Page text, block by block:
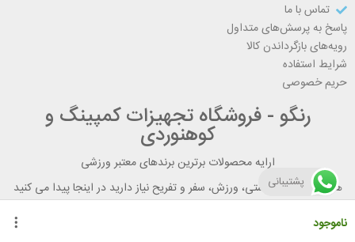
ناموجود
تماس با ما
پاسخ به پرسش‌های متداول
رویه‌های بازگرداندن کالا
شرایط استفاده
حریم خصوصی
رنگو - فروشگاه تجهیزات کمپینگ و
کوهنوردی
ارایه محصولات برترین برندهای معتبر ورزشی
هر آنچه برای تندرستی، ورزش، سفر و تفریح نیاز دارید در اینجا پیدا می کنید
پشتیبانی